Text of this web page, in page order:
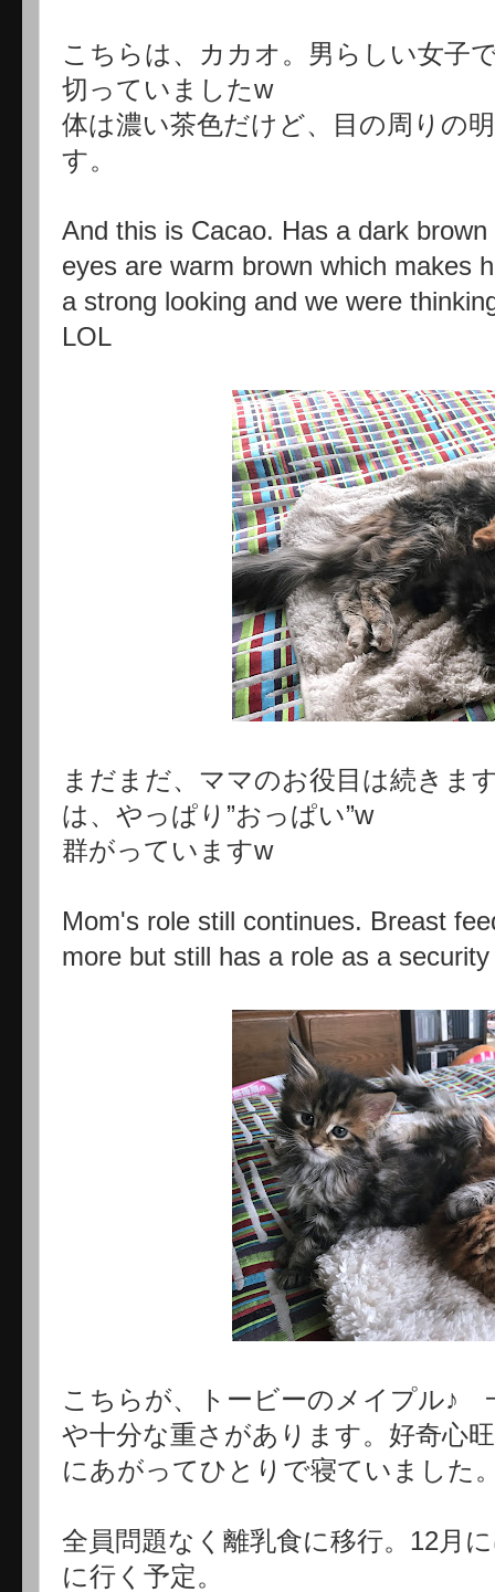
こちらは、カカオ。男らしい女子
切っていましたw
体は濃い茶色だけど、目の周りの
す。
And this is Cacao. Has a dark
eyes are warm brown which makes
a strong looking and we were
LOL
まだまだ、ママのお役目は続きま
は、やっぱり”おっぱい”w
群がっていますw
Mom's role still continues. Breast
more but still has a role as a
こちらが、トービーのメイプル♪
や十分な重さがあります。好奇心
にあがってひとりで寝ていました
全員問題なく離乳食に移行。12月
に行く予定。